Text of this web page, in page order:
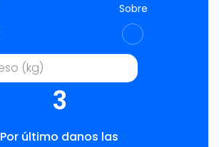
Sobre
3
Por último danos las